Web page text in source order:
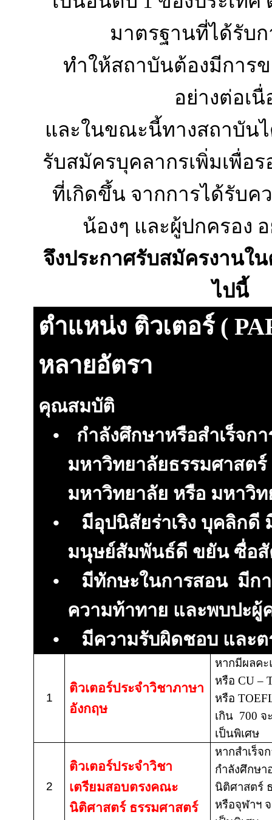
มาตรฐานที่ได้รับ
ทำให้สถาบันต้องมีการ
อย่างต่อเนื่
และในขณะนี้ทางสถาบัน
รับสมัครบุคลากรเพิ่มเพื่อ
ที่เกิดขึ้น จากการได้รับค
น้องๆ และผู้ปกครอง
จึงประกาศรับสมัครงานใ
ไปนี้
ตำแหน่ง ติวเตอร์ (
หลายอัตรา
คุณสมบัติ
•
กำลังศึกษาหรือสำเร็จก
มหาวิทยาลัยธรรมศาสต
มหาวิทยาลัย หรือ มหาวิ
•
มีอุปนิสัยร่าเริง บุคลิก
มนุษย์สัมพันธ์ดี ขยัน ซื่อ
•
มีทักษะในการสอน มีก
ความท้าทาย และพบปะผู้
•
มีความรับผิดชอบ และต
1
ติวเตอร์ประจำวิชาภาษา
อังกฤษ
หากมีผลค
หรือ CU –
หรือ
เกิน 700
เป็นพิเศษ
2
ติวเตอร์ประจำวิชา
เตรียมสอบตรงคณะ
นิติศาสตร์ ธรรมศาสตร์
หากสำเร็จ
กำลังศึกษ
นิติศาสตร์
หรือจุฬาฯ